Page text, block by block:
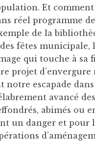
Et
réel programme
de la
fêtes municipale,
qui touche à sa
projet
escapade
avancé
abimés ou
un danger et pour